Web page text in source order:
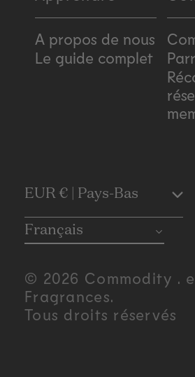
A propos de nous
Le guide complet
C
o
u
n
EUR € | Pays-Bas
Français
© 2026 Commodity .
Fragrances.
Tous droits réservés